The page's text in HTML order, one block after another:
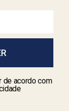
de acordo com